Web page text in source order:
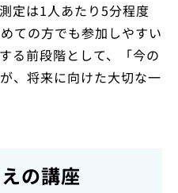
定は1人あたり5分程度
ての方でも参加しやすい
る前段階として、「今の
、将来に向けた大切な一
の講座